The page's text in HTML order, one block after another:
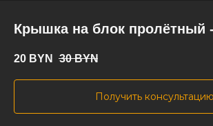
Крышка на блок пролётный
20 BYN 30 BYN
Получить консультацию